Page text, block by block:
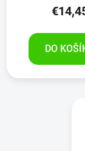
DO